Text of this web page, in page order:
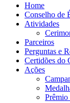
Home
Conselho de
Atividades
Parceiros
Perguntas e
Certidões do
Ações